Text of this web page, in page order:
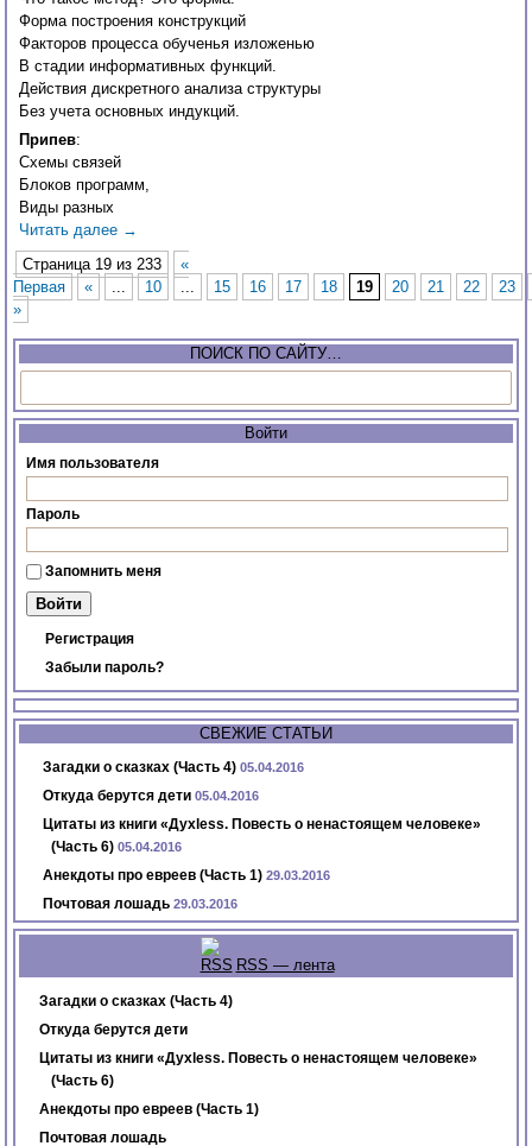
Форма построения конструкций
Факторов процесса обученья изложенью
В стадии информативных функций.
Действия дискретного анализа структуры
Без учета основных индукций.
Припев:
Схемы связей
Блоков программ,
Виды разных
Читать далее →
Страница 19 из 233
«
Первая
« ... 10 ... 15 16 17 18 19 20 21 22
23
»
ПОИСК ПО САЙТУ…
Войти
Имя пользователя
Пароль
Запомнить меня
Регистрация
Забыли пароль?
СВЕЖИЕ СТАТЬИ
Загадки о сказках (Часть 4) 05.04.2016
Откуда берутся дети 05.04.2016
Цитаты из книги «Духless. Повесть о ненастоящем человеке»
(Часть 6) 05.04.2016
Анекдоты про евреев (Часть 1) 29.03.2016
Почтовая лошадь 29.03.2016
RSS — лента
Загадки о сказках (Часть 4)
Откуда берутся дети
Цитаты из книги «Духless. Повесть о ненастоящем человеке»
(Часть 6)
Анекдоты про евреев (Часть 1)
Почтовая лошадь